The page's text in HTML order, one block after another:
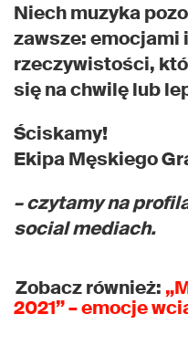
Niech muzyka
zawsze: emocjami
rzeczywistości,
się na chwilę lub
Ściskamy!
Ekipa Męskiego
– czytamy na
social mediach.
Zobacz również:
2021” – emocje